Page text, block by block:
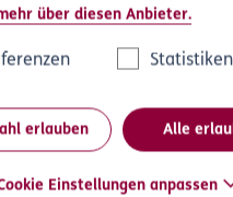
über diesen Anbieter.
Statistiken
erlauben Alle
Einstellungen anpassen
Downloads